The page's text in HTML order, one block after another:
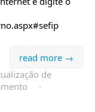
read more →
de
·